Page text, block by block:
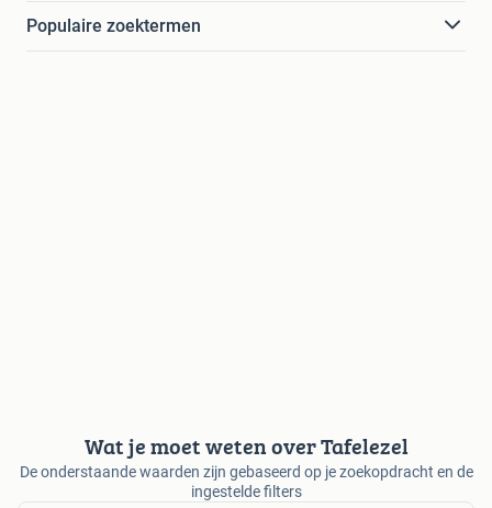
Populaire zoektermen
Wat je moet weten over Tafelezel
De onderstaande waarden zijn gebaseerd op je zoekopdracht en de
ingestelde filters